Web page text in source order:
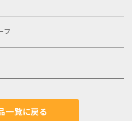
フ
一覧に戻る